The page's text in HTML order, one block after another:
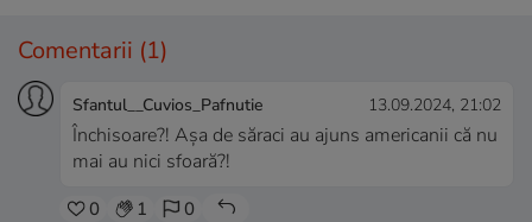
Comentarii (1)
Sfantul__Cuvios_Pafnutie 13.09.2024, 21:02
Închisoare?! Aşa de săraci au ajuns americanii că nu
mai au nici sfoară?!
0 1 0